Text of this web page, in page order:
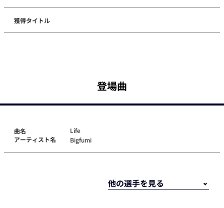
獲得タイトル
登場曲
曲名
アーティスト名
Life
Bigfumi